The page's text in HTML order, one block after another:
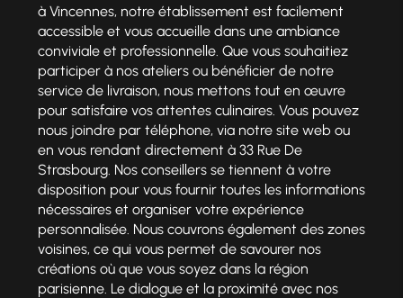
à Vincennes, notre établissement est facilement
accessible et vous accueille dans une ambiance
conviviale et professionnelle. Que vous souhaitiez
participer à nos ateliers ou bénéficier de notre
service de livraison, nous mettons tout en œuvre
pour satisfaire vos attentes culinaires. Vous pouvez
nous joindre par téléphone, via notre site web ou
en vous rendant directement à 33 Rue De
Strasbourg. Nos conseillers se tiennent à votre
disposition pour vous fournir toutes les informations
nécessaires et organiser votre expérience
personnalisée. Nous couvrons également des zones
voisines, ce qui vous permet de savourer nos
créations où que vous soyez dans la région
parisienne. Le dialogue et la proximité avec nos